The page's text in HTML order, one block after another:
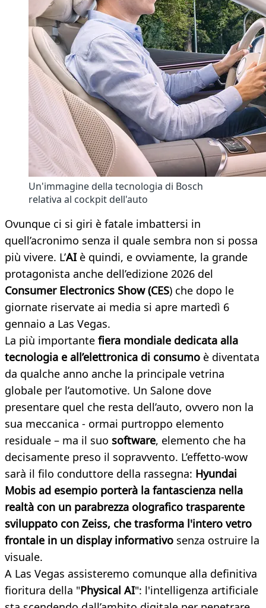
Un'immagine della tecnologia di Bosch
relativa al cockpit dell'auto
Ovunque ci si giri è fatale imbattersi in
quell’acronimo senza il quale sembra non si possa
più vivere. L’AIè quindi, e ovviamente, la grande
protagonista anche dell’edizione 2026 del
Consumer Electronics Show (CES) che dopo le
giornate riservate ai media si apre martedì 6
gennaio a Las Vegas.
La più importante fiera mondiale dedicata alla
tecnologia e all’elettronica di consumo è diventata
da qualche anno anche la principale vetrina
globale per l’automotive. Un Salone dove
presentare quel che resta dell’auto, ovvero non la
sua meccanica - ormai purtroppo elemento
residuale – ma il suo software, elemento che ha
decisamente preso il sopravvento. L’effetto-wow
sarà il filo conduttore della rassegna: Hyundai
Mobis ad esempio porterà la fantascienza nella
realtà con un parabrezza olografico trasparente
sviluppato con Zeiss, che trasforma l'intero vetro
frontale in un display informativo senza ostruire la
visuale.
A Las Vegas assisteremo comunque alla definitiva
fioritura della "Physical AI": l'intelligenza artificiale